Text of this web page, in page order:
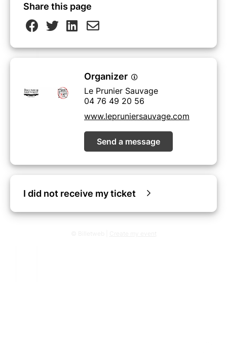
Share this page
Organizer
Le Prunier Sauvage
04 76 49 20 56
www.lepruniersauvage.com
Send a message
I did not receive my ticket